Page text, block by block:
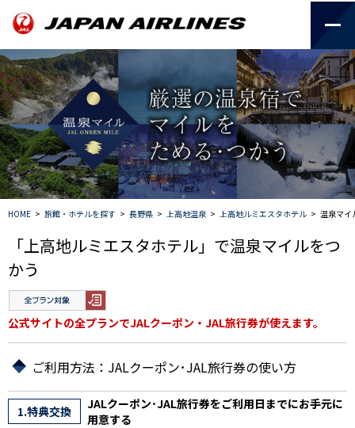
HOME > 旅館・ホテルを探す > 長野県 > 上高地温泉 > 上高地ルミエスタホテル > 温泉マイ
「上高地ルミエスタホテル」で温泉マイルをつ
かう
公式サイトの全プランでJALクーポン・JAL旅行券が使えます。
ご利用方法：JALクーポン･JAL旅行券の使い方
1.特典交換
JALクーポン･JAL旅行券をご利用日までにお手元に
用意する